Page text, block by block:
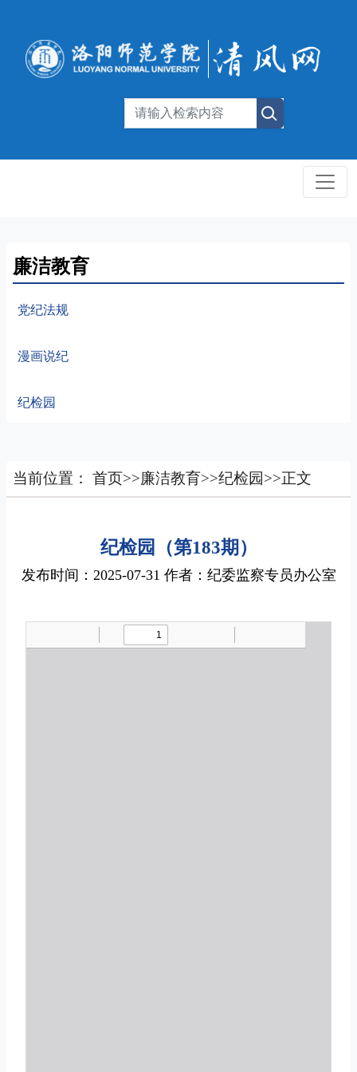
廉洁教育
党纪法规
漫画说纪
纪检园
当前位置： 首页>>廉洁教育>>纪检园>>正文
纪检园（第183期）
发布时间：2025-07-31 作者：纪委监察专员办公室